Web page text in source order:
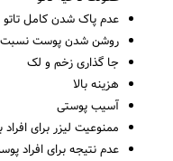
عدم پاک شدن کامل تاتو
روشن شدن پوست
جا گذاری زخم و لک
هزینه بالا
آسیب پوستی
ممنوعیت لیزر برای افراد
عدم نتیجه برای افراد